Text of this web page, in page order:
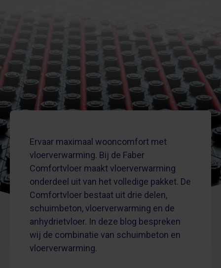
Ervaar maximaal wooncomfort met
vloerverwarming. Bij de Faber
Comfortvloer maakt vloerverwarming
onderdeel uit van het volledige pakket. De
Comfortvloer bestaat uit drie delen,
schuimbeton, vloerverwarming en de
anhydrietvloer. In deze blog bespreken
wij de combinatie van schuimbeton en
vloerverwarming.